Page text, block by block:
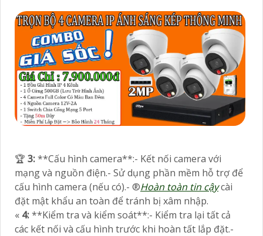
️🏆 3:**Cấu hình camera**:- Kết nối camera với
mạng và nguồn điện.- Sử dụng phần mềm hỗ trợ để
cấu hình camera (nếu có).- ®️Hoàn toàn tin cậycài
đặt mật khẩu an toàn để tránh bị xâm nhập.
« 4:**Kiểm tra và kiểm soát**:- Kiểm tra lại tất cả
các kết nối và cấu hình trước khi hoàn tất lắp đặt.-